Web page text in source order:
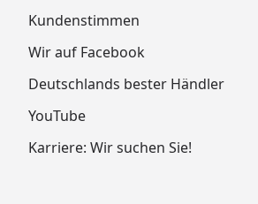
Kundenstimmen
Wir auf Facebook
Deutschlands bester Händler
YouTube
Karriere: Wir suchen Sie!